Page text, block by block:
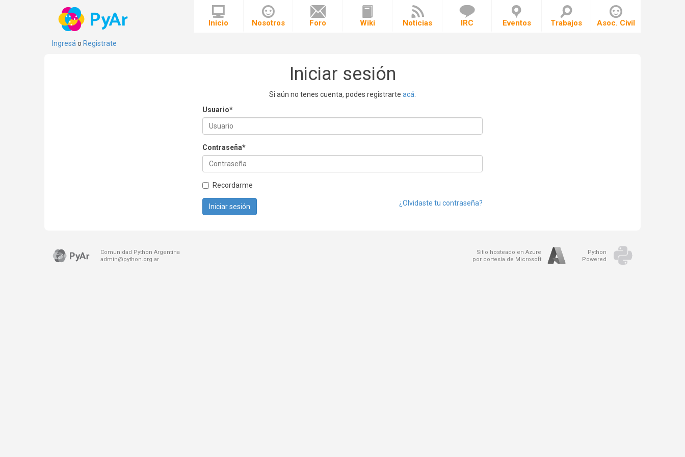
Ingresá o Registrate
Inicio Nosotros Foro Wiki Noticias IRC Eventos Trabajos Asoc. Civil
Iniciar sesión
Si aún no tenes cuenta, podes registrarte acá
Usuario*
Contraseña*
Recordarme
¿Olvidaste tu contraseña?
Iniciar sesión
Comunidad Python Argentina
admin@python.org.ar
Sitio hosteado en Azure
por cortesía de Microsoft
Python
Powered